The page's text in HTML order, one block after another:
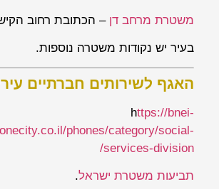
משטרת מרחב דן – הכתובת רחוב הקישון 10 בני
בעיר יש נקודות משטרה נוספות.
האגף לשירותים חברתיים
https://bnei-
phones/category/social-
services-division/
תביעות משטרת ישראל.